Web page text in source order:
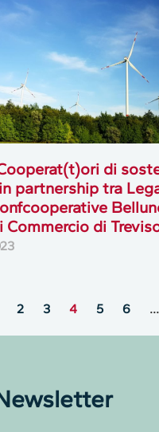
di
partnership tra
Commercio di
2 3 4 5 6 …